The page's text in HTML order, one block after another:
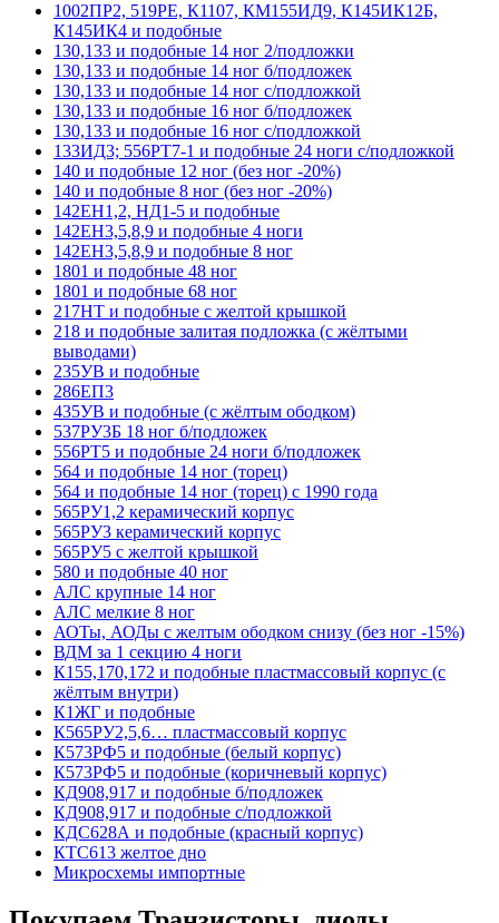
1002ПР2, 519РЕ, К1107, КМ155ИД9, К145ИК12Б,
К145ИК4 и подобные
130,133 и подобные 14 ног 2/подложки
130,133 и подобные 14 ног б/подложек
130,133 и подобные 14 ног с/подложкой
130,133 и подобные 16 ног б/подложек
130,133 и подобные 16 ног с/подложкой
133ИД3; 556РТ7-1 и подобные 24 ноги с/подложкой
140 и подобные 12 ног (без ног -20%)
140 и подобные 8 ног (без ног -20%)
142ЕН1,2, НД1-5 и подобные
142ЕН3,5,8,9 и подобные 4 ноги
142ЕН3,5,8,9 и подобные 8 ног
1801 и подобные 48 ног
1801 и подобные 68 ног
217НТ и подобные с желтой крышкой
218 и подобные залитая подложка (с жёлтыми
выводами)
235УВ и подобные
286ЕП3
435УВ и подобные (с жёлтым ободком)
537РУ3Б 18 ног б/подложек
556РТ5 и подобные 24 ноги б/подложек
564 и подобные 14 ног (торец)
564 и подобные 14 ног (торец) с 1990 года
565РУ1,2 керамический корпус
565РУ3 керамический корпус
565РУ5 с желтой крышкой
580 и подобные 40 ног
АЛС крупные 14 ног
АЛС мелкие 8 ног
АОТы, АОДы с желтым ободком снизу (без ног -15%)
ВДМ за 1 секцию 4 ноги
К155,170,172 и подобные пластмассовый корпус (с
жёлтым внутри)
К1ЖГ и подобные
К565РУ2,5,6… пластмассовый корпус
К573РФ5 и подобные (белый корпус)
К573РФ5 и подобные (коричневый корпус)
КД908,917 и подобные б/подложек
КД908,917 и подобные с/подложкой
КДС628А и подобные (красный корпус)
КТС613 желтое дно
Микросхемы импортные